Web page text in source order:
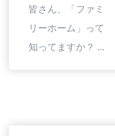
皆さん、「ファミ
リーホーム」って
知ってますか？ ...